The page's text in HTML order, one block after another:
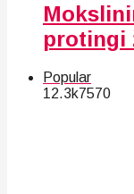
protingi
Popular
12.3k7570